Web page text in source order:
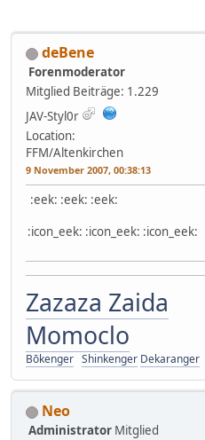
deBene
Forenmoderator
Mitglied Beiträge: 1.229
JAV-Styl0r
Location:
FFM/Altenkirchen
9 November 2007, 00:38:13
:eek: :eek: :eek:
:icon_eek: :icon_eek: :icon_eek:
Zazaza Zaida
Momoclo
Bōkenger Shinkenger Dekaranger
Neo
Administrator Mitglied